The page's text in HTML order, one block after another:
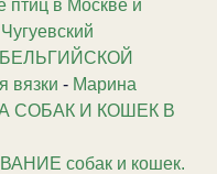
птиц в Москве и
БЕЛЬГИЙСКОЙ
- Марина
СОБАК И КОШЕК В
собак и кошек.